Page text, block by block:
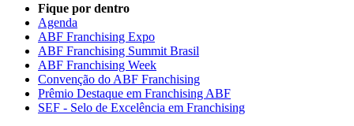
Fique por dentro
Agenda
ABF Franchising Expo
ABF Franchising Summit Brasil
ABF Franchising Week
Convenção do ABF Franchising
Prêmio Destaque em Franchising ABF
SEF - Selo de Excelência em Franchising